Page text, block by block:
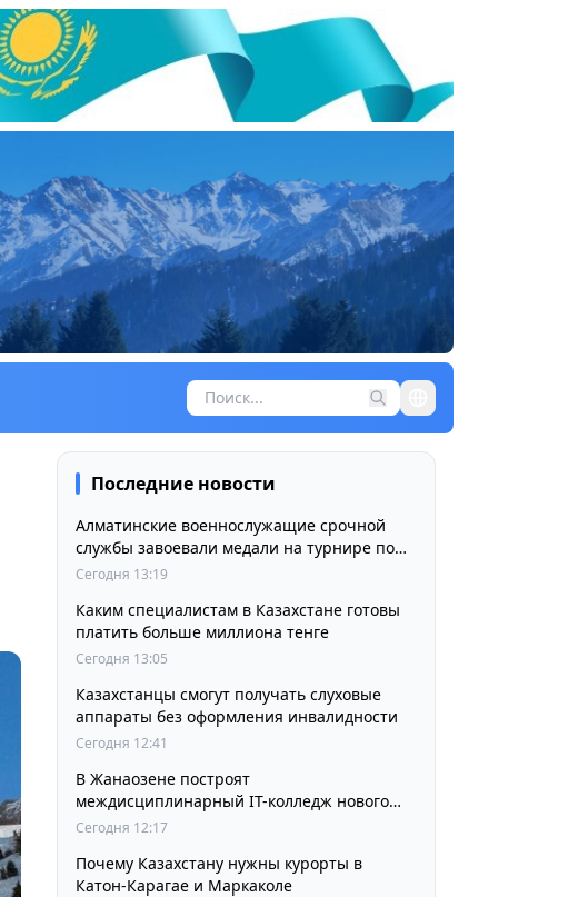
Последние новости
Алматинские военнослужащие срочной
службы завоевали медали на турнире по
джиу-джитсу
Сегодня 13:19
Каким специалистам в Казахстане готовы
платить больше миллиона тенге
Сегодня 13:05
Казахстанцы смогут получать слуховые
аппараты без оформления инвалидности
Сегодня 12:41
В Жанаозене построят
междисциплинарный IT-колледж нового
поколения
Сегодня 12:17
Почему Казахстану нужны курорты в
Катон-Карагае и Маркаколе